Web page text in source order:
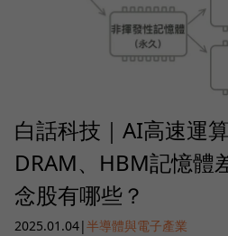
白話科技｜AI高速運算
DRAM、HBM記憶體
念股有哪些？
2025.01.04|半導體與電子產業